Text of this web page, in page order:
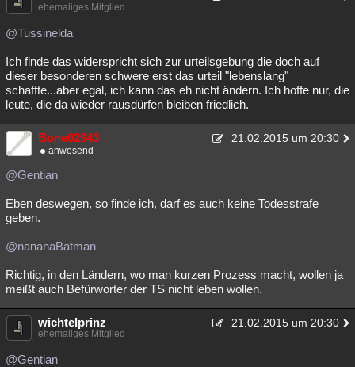
Philosophie Träume
Musik Clash Verbesserungen Allmystery English
Übersichten
Besucht Teilgenommen Alle Neue Geschlossen
Lesenswert Schlüsselwörter
ehemaliges Mitglied
@Tussinelda
Ich finde das widerspricht sich zur urteilsgebung die doch auf
dieser besonderen schwere erst das urteil "lebenslang"
schaffte...aber egal, ich kann das eh nicht ändern. Ich hoffe nur, die
leute, die da wieder rausdürfen bleiben friedlich.
Bone02943 21.02.2015 um 20:30
anwesend
@Gentian
Eben deswegen, so finde ich, darf es auch keine Todesstrafe
geben.
@nananaBatman
Richtig, in den Ländern, wo man kurzen Prozess macht, wollen ja
meißt auch Befürworter der TS nicht leben wollen.
wichtelprinz 21.02.2015 um 20:30
ehemaliges Mitglied
@Gentian